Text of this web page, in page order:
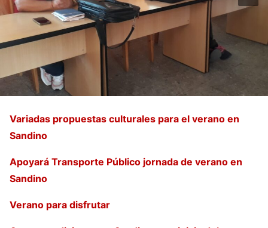
Variadas propuestas culturales para el verano en
Sandino
Apoyará Transporte Público jornada de verano en
Sandino
Verano para disfrutar